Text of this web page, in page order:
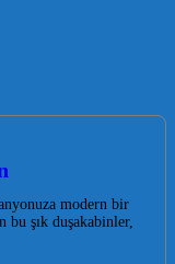
modern bir
bu şık duşakabinler,